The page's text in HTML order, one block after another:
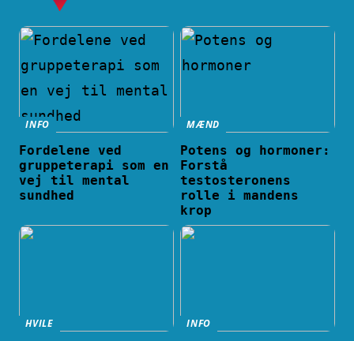
INFO
Fordelene ved
gruppeterapi som en
vej til mental
sundhed
MÆND
Potens og hormoner:
Forstå
testosteronens
rolle i mandens
krop
HVILE INFO